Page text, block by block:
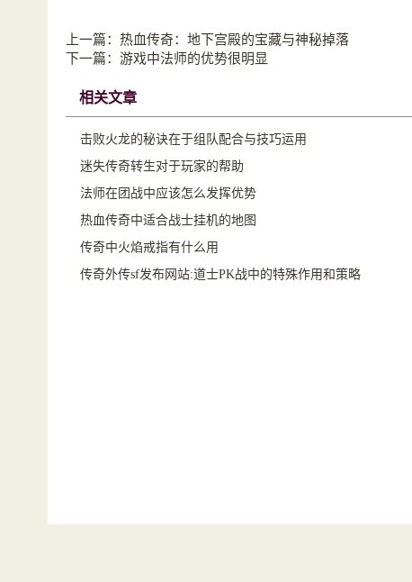
上一篇： 热血传奇：地下宫殿的宝藏与神秘掉落
下一篇： 游戏中法师的优势很明显
相关文章
击败火龙的秘诀在于组队配合与技巧运用
迷失传奇转生对于玩家的帮助
法师在团战中应该怎么发挥优势
热血传奇中适合战士挂机的地图
传奇中火焰戒指有什么用
传奇外传sf发布网站:道士PK战中的特殊作用和策略